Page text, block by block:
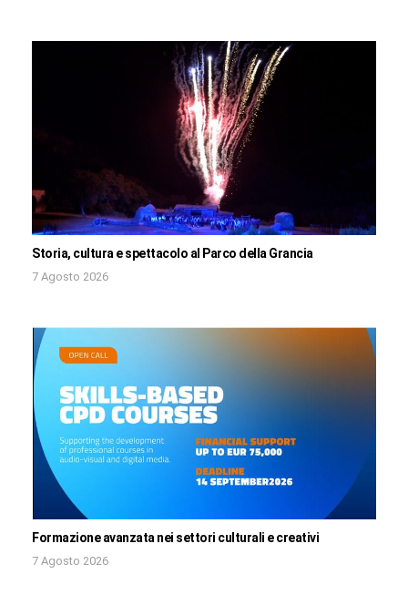
Storia, cultura e spettacolo al Parco della Grancia
7 Agosto 2026
Formazione avanzata nei settori culturali e creativi
7 Agosto 2026